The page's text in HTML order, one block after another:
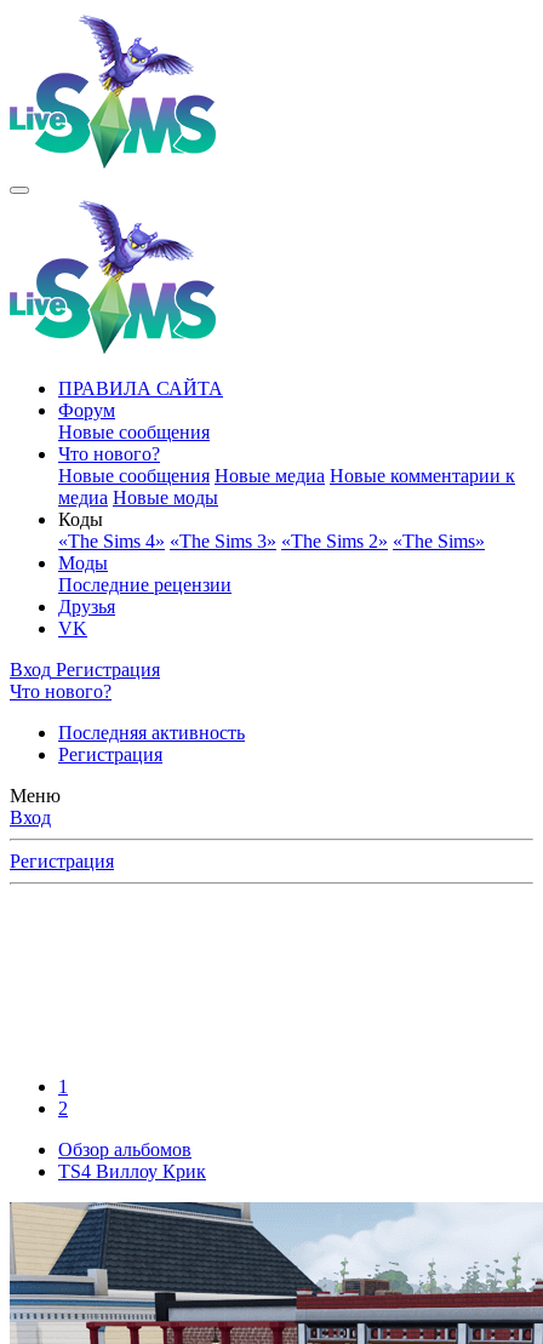
ПРАВИЛА САЙТА
Форум
Новые сообщения
Что нового?
Новые сообщения Новые медиа Новые комментарии к
медиа Новые моды
Коды
«The Sims 4» «The Sims 3» «The Sims 2» «The Sims»
Моды
Последние рецензии
Друзья
VK
Вход Регистрация
Что нового?
Последняя активность
Регистрация
Меню
Вход
Регистрация
1
2
Обзор альбомов
TS4 Виллоу Крик